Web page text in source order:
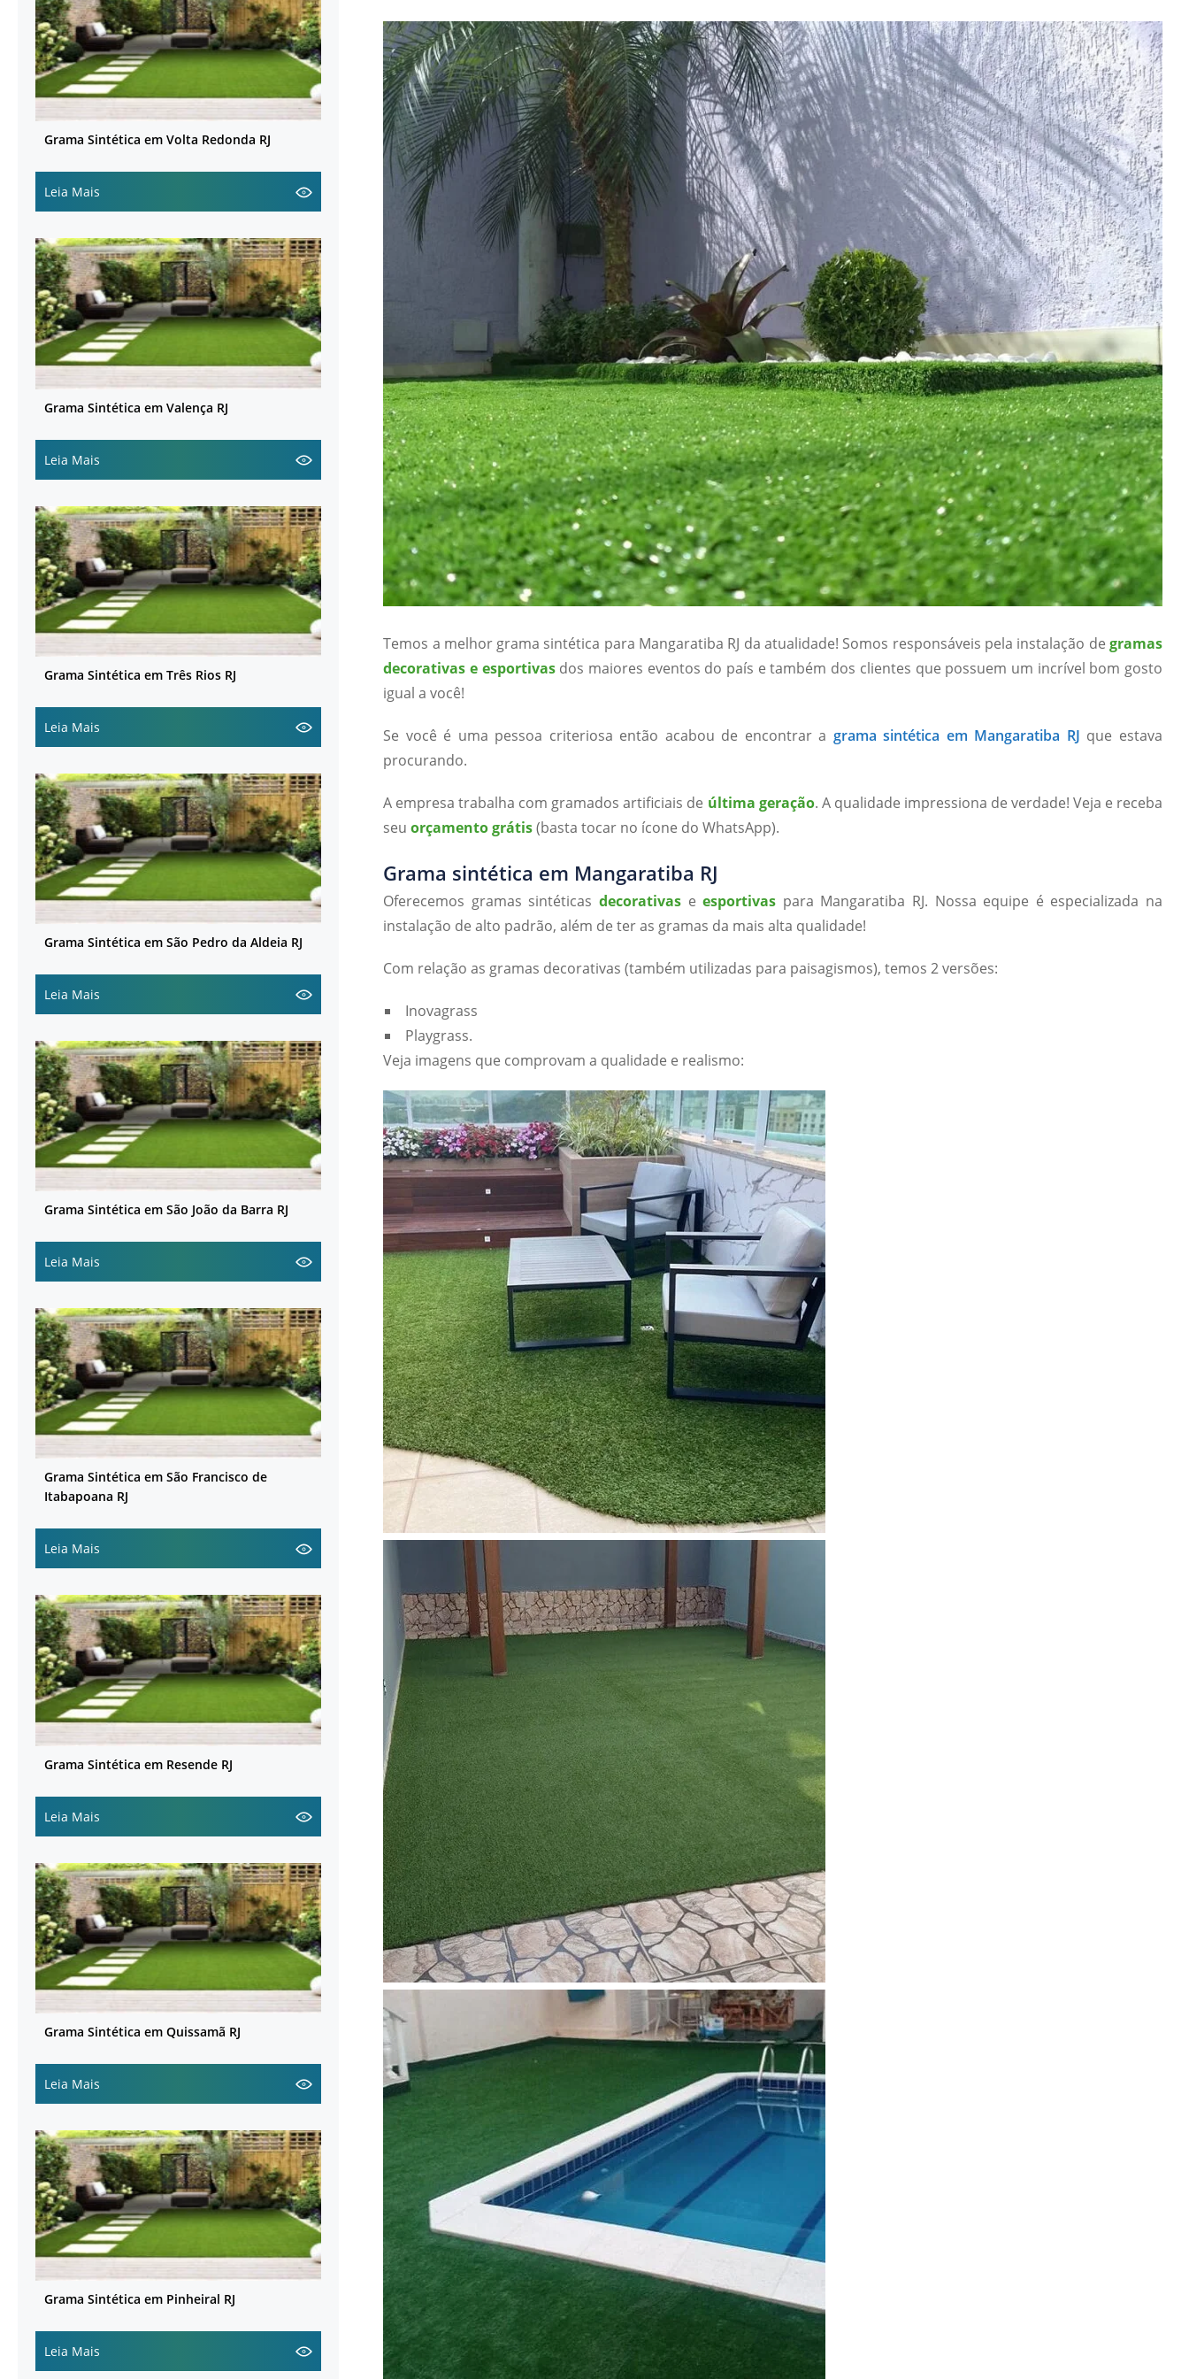
Temos a melhor grama sintética para Mangaratiba RJ da atualidade! Somos responsáveis pela instalação de gramas
decorativas e esportivasdos maiores eventos do país e também dos clientes que possuem um incrível bom gosto
igual a você!
Se você é uma pessoa criteriosa então acabou de encontrar a grama sintética em Mangaratiba RJ que estava
procurando.
A empresa trabalha com gramados artificiais de última geração. A qualidade impressiona de verdade! Veja e receba
seuorçamento grátis(basta tocar no ícone do WhatsApp).
Grama sintética em Mangaratiba RJ
Oferecemos gramas sintéticas decorativas eesportivas para Mangaratiba RJ. Nossa equipe é especializada na
instalação de alto padrão, além de ter as gramas da mais alta qualidade!
Com relação as gramas decorativas (também utilizadas para paisagismos), temos 2 versões:
Inovagrass
Playgrass.
Veja imagens que comprovam a qualidade e realismo:
Grama Sintética em Volta Redonda RJ
Leia Mais
Grama Sintética em Valença RJ
Leia Mais
Grama Sintética em Três Rios RJ
Leia Mais
Grama Sintética em São Pedro da Aldeia RJ
Leia Mais
Grama Sintética em São João da Barra RJ
Leia Mais
Grama Sintética em São Francisco de
Itabapoana RJ
Leia Mais
Grama Sintética em Resende RJ
Leia Mais
Grama Sintética em Quissamã RJ
Leia Mais
Grama Sintética em Pinheiral RJ
Leia Mais